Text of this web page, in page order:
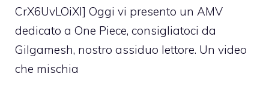
CrX6UvLOiXI] Oggi vi presento un AMV
dedicato a One Piece, consigliatoci da
Gilgamesh, nostro assiduo lettore. Un video
che mischia